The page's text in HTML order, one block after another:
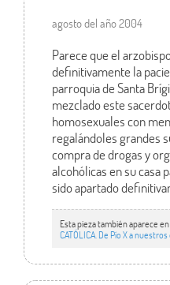
agosto del año 2004
Parece que el
definitivamente la
parroquia de Santa
mezclado este
homosexuales con
regalándoles grandes
compra de drogas y
alcohólicas en su casa
sido apartado
Esta pieza también aparece en ...
CATÓLICA. De Pío X a